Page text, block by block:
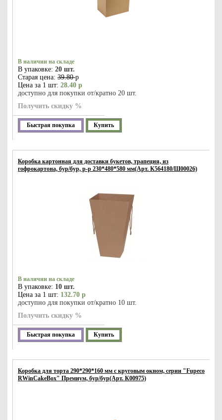
В наличии на складе
В упаковке: 20 шт.
Старая цена: 39.80р
Цена за 1 шт: 28.40 р
доступно для покупки от/кратно 20 шт.
Получить скидку %
Быстрая покупка Купить
Коробка картонная для доставки букетов, трапеция, из
гофрокартона, бур/бур, р-р 230*480*580 мм(Арт. К564180/Ш00026)
В наличии на складе
В упаковке: 10 шт.
Цена за 1 шт: 132.70 р
доступно для покупки от/кратно 10 шт.
Получить скидку %
Быстрая покупка Купить
Коробка для торта 290*290*160 мм с круговым окном, серии "Fupeco
RWinCakeBox" Премиум, бур/бур(Арт. К00975)